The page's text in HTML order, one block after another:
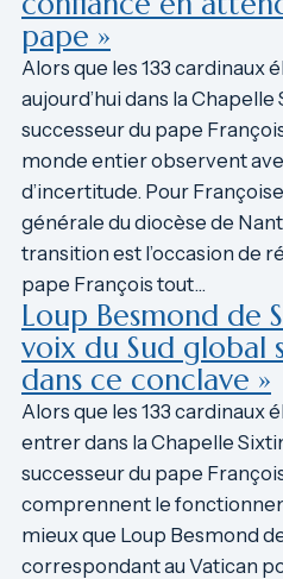
pape »
Alors que les 133 cardinaux
aujourd’hui dans la
successeur du pape
monde entier observent
d’incertitude. Pour
générale du diocèse de
transition est l’occasion de
pape François tout…
Loup Besmond de
voix du Sud global
dans ce conclave »
Alors que les 133 cardinaux
entrer dans la Chapelle
successeur du pape
comprennent le
mieux que Loup Besmond
correspondant au Vatican